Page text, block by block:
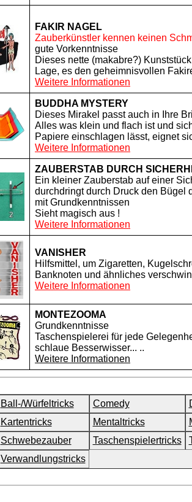
FAKIR NAGEL
Zauberkünstler kennen keinen
gute Vorkenntnisse
Dieses nette (makabre?)
Lage, es den geheimnisvollen
Weitere Informationen
BUDDHA MYSTERY
Dieses Mirakel passt auch in Ihre
Alles was klein und flach ist und
Papiere einschlagen lässt, eignet
Weitere Informationen
ZAUBERSTAB DURCH
Ein kleiner Zauberstab auf einer
durchdringt durch Druck den Bügel
mit Grundkenntnissen
Sieht magisch aus !
Weitere Informationen
VANISHER
Hilfsmittel, um Zigaretten,
Banknoten und ähnliches
Weitere Informationen
MONTEZOOMA
Grundkenntnisse
Taschenspielerei für jede
schlaue Besserwisser... ..
Weitere Informationen
Ball-/Würfeltricks Comedy
Kartentricks
Mentaltricks
Schwebezauber
Taschenspielertricks
Verwandlungstricks